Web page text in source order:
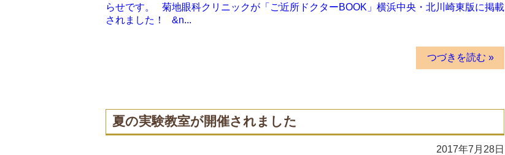
らせです。 菊地眼科クリニックが「ご近所ドクターBOOK」横浜中央・北川崎東版に掲載
されました！ &n...
つづきを読む »
夏の実験教室が開催されました
2017年7月28日